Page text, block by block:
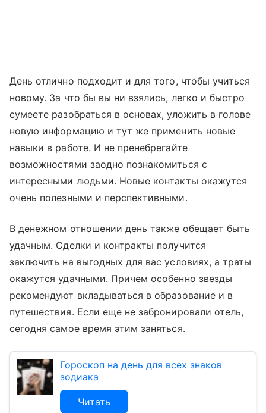
День отлично подходит и для того, чтобы учиться
новому. За что бы вы ни взялись, легко и быстро
сумеете разобраться в основах, уложить в голове
новую информацию и тут же применить новые
навыки в работе. И не пренебрегайте
возможностями заодно познакомиться с
интересными людьми. Новые контакты окажутся
очень полезными и перспективными.
В денежном отношении день также обещает быть
удачным. Сделки и контракты получится
заключить на выгодных для вас условиях, а траты
окажутся удачными. Причем особенно звезды
рекомендуют вкладываться в образование и в
путешествия. Если еще не забронировали отель,
сегодня самое время этим заняться.
Гороскоп на день для всех знаков
зодиака
Читать